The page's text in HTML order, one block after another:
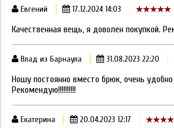
Евгений 17.12.2024 14:03
Качественная вещь, я доволен покупкой.
Влад из Барнаула 31.08.2023 22:20
Ношу постоянно вместо брюк, очень
Рекомендую!!!!!!!!!!
Екатерина 20.04.2023 12:17